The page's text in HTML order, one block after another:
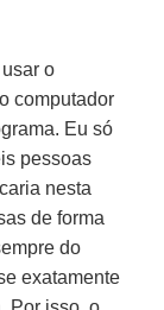
o
computador
Eu só
pessoas
nesta
de forma
do
exatamente